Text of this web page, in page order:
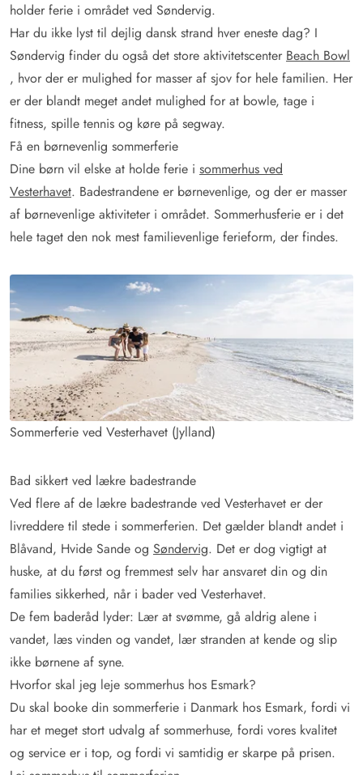
holder ferie i området ved Søndervig.
Har du ikke lyst til dejlig dansk strand hver eneste dag? I
Søndervig finder du også det store aktivitetscenter Beach Bowl
, hvor der er mulighed for masser af sjov for hele familien. Her
er der blandt meget andet mulighed for at bowle, tage i
fitness, spille tennis og køre på segway.
Få en børnevenlig sommerferie
Dine børn vil elske at holde ferie i sommerhus ved
Vesterhavet. Badestrandene er børnevenlige, og der er masser
af børnevenlige aktiviteter i området. Sommerhusferie er i det
hele taget den nok mest familievenlige ferieform, der findes.
Sommerferie ved Vesterhavet (Jylland)
Bad sikkert ved lækre badestrande
Ved flere af de lækre badestrande ved Vesterhavet er der
livreddere til stede i sommerferien. Det gælder blandt andet i
Blåvand, Hvide Sande og Søndervig. Det er dog vigtigt at
huske, at du først og fremmest selv har ansvaret din og din
families sikkerhed, når i bader ved Vesterhavet.
De fem baderåd lyder: Lær at svømme, gå aldrig alene i
vandet, læs vinden og vandet, lær stranden at kende og slip
ikke børnene af syne.
Hvorfor skal jeg leje sommerhus hos Esmark?
Du skal booke din sommerferie i Danmark hos Esmark, fordi vi
har et meget stort udvalg af sommerhuse, fordi vores kvalitet
og service er i top, og fordi vi samtidig er skarpe på prisen.